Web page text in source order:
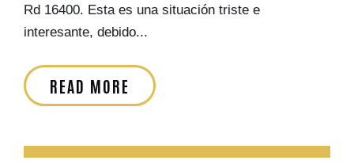
Rd 16400. Esta es una situación triste e
interesante, debido...
READ MORE